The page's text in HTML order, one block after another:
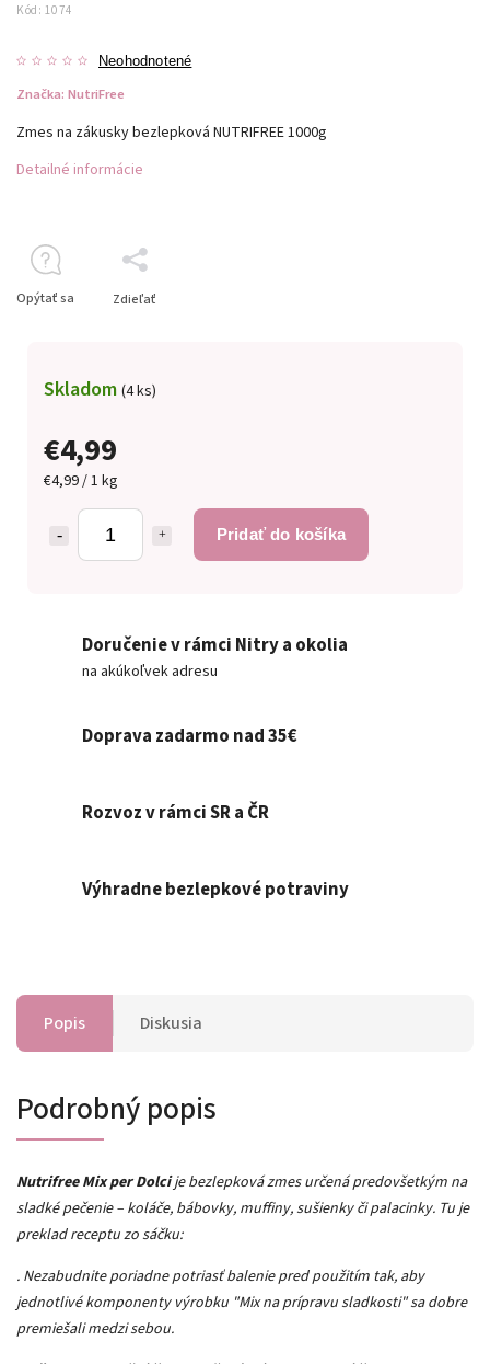
Kód: 1074
Neohodnotené
Značka: NutriFree
€4,99
€4,99 / 1 kg
Pridať do košíka
Skladom (4 ks)
Zmes na zákusky bezlepková NUTRIFREE 1000g
Detailné informácie
Opýtať sa Zdieľať
Doručenie v rámci Nitry a okolia
na akúkoľvek adresu
Doprava zadarmo nad 35€
Rozvoz v rámci SR a ČR
Výhradne bezlepkové potraviny
Popis Diskusia
Podrobný popis
Nutrifree Mix per Dolcije bezlepková zmes určená predovšetkým na
sladké pečenie – koláče, bábovky, muffiny, sušienky či palacinky. Tu je
preklad receptu zo sáčku:
. Nezabudnite poriadne potriasť balenie pred použitím tak, aby
jednotlivé komponenty výrobku "Mix na prípravu sladkosti" sa dobre
premiešali medzi sebou.